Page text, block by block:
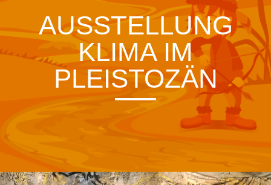
AUSSTELLUNG
KLIMA IM
PLEISTOZÄN